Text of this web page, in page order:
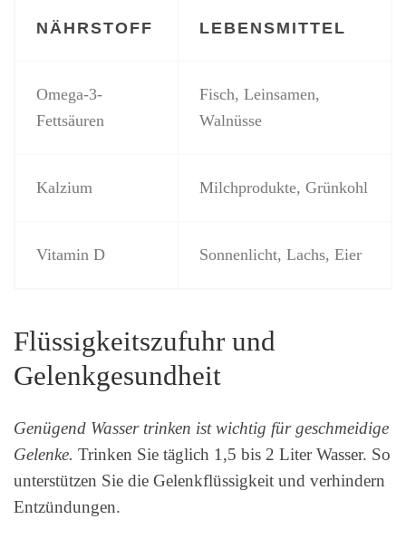
NÄHRSTOFF LEBENSMITTEL
Omega-3-
Fettsäuren
Fisch, Leinsamen,
Walnüsse
Kalzium Milchprodukte, Grünkohl
Vitamin D Sonnenlicht, Lachs, Eier
Flüssigkeitszufuhr und
Gelenkgesundheit
Genügend Wasser trinken ist wichtig für geschmeidige
Gelenke. Trinken Sie täglich 1,5 bis 2 Liter Wasser. So
unterstützen Sie die Gelenkflüssigkeit und verhindern
Entzündungen.